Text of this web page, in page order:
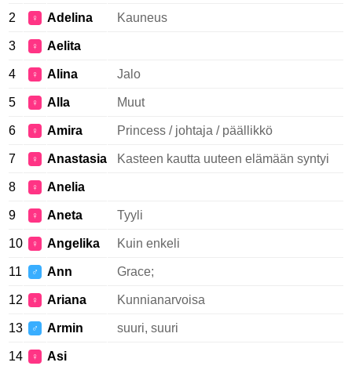
2 ♀ Adelina Kauneus
3 ♀ Aelita
4 ♀ Alina Jalo
5 ♀ Alla Muut
6 ♀ Amira Princess / johtaja / päällikkö
7 ♀ Anastasia Kasteen kautta uuteen elämään syntyi
8 ♀ Anelia
9 ♀ Aneta Tyyli
10 ♀ Angelika Kuin enkeli
11 ♂ Ann Grace;
12 ♀ Ariana Kunnianarvoisa
13 ♂ Armin suuri, suuri
14 ♀ Asi